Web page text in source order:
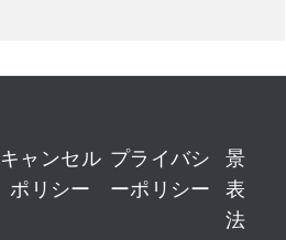
キャンセル
ポリシー
プライバシ
ーポリシー
景
表
法